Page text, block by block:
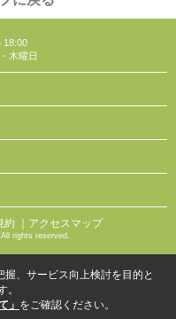
18:00
木曜日
約 ｜アクセスマップ
rights reserved.
、サービス向上検討を目的と
。
」 をご確認ください。